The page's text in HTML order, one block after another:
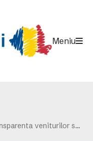
Meniu
Transparenta veniturilor salariale conf art 33 din legea 153/2017